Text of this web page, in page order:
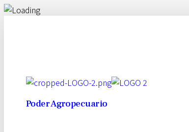
Poder Agropecuario